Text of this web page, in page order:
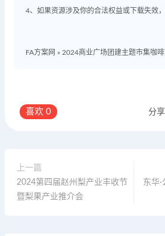
4、如果资源涉及你的合法权益或下载失效
FA方案网 » 2024商业广场团建主题市集咖
喜欢 0 分享
上一篇
2024第四届赵州梨产业丰收节
暨梨果产业推介会
东华